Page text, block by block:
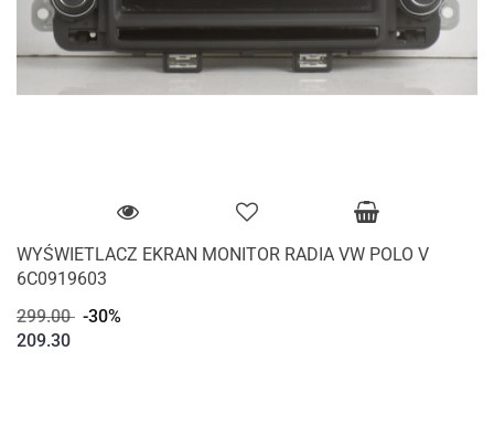
WYŚWIETLACZ EKRAN MONITOR RADIA VW POLO V
6C0919603
299.00 -30%
209.30